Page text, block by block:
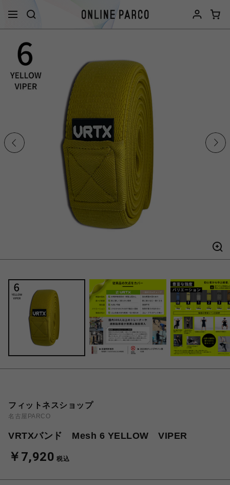
フィットネスショップ
名古屋PARCO
VRTXバンド Mesh 6 YELLOW VIPER
￥7,920 税込